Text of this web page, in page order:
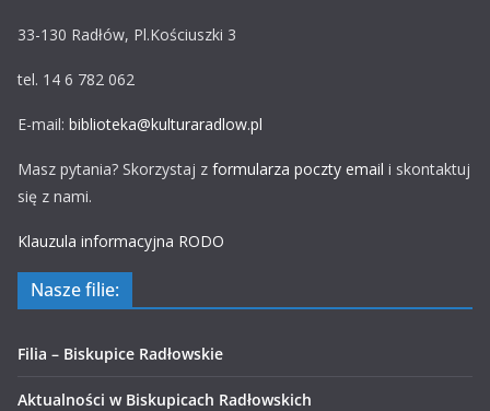
33-130 Radłów, Pl.Kościuszki 3
tel. 14 6 782 062
E-mail: biblioteka@kulturaradlow.pl
Masz pytania? Skorzystaj z formularza poczty email i skontaktuj
się z nami.
Klauzula informacyjna RODO
Nasze filie:
Filia – Biskupice Radłowskie
Aktualności w Biskupicach Radłowskich